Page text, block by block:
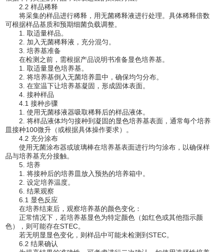
2.2 样品稀释
将采集的样品进行稀释，用无菌稀释液进行处理。具体稀释倍数
可根据样品基质和预期细菌负载调整。
1. 取适量样品。
2. 加入无菌稀释液，充分混匀。
3. 培养基准备
在检测之前，需根据产品说明书准备显色培养基。
1. 取适量显色培养基。
2. 将培养基倒入无菌培养皿中，确保均匀分布。
3. 在室温下让培养基凝固，形成固体表面。
4. 接种样品
4.1 接种步骤
1. 使用无菌移液器吸取稀释后的样品液体。
2. 将样品液体均匀接种到凝固的显色培养基表面，通常每个培养
皿接种100微升（或根据具体操作要求）。
4.2 充分涂布
使用无菌涂布器或玻璃棒在培养基表面进行均匀涂布，以确保样
品与培养基充分接触。
5. 培养
1. 将接种后的培养皿放入预热的培养箱中。
2. 设定培养温度。
6. 结果观察
6.1 显色反应
在培养结束后，观察培养基的颜色变化：
正常情况下，若培养基显色为特定颜色（如红色或其他指示颜
色），则可能存在STEC。
若无明显显色变化，则样品中可能未检测到STEC。
6.2 结果确认